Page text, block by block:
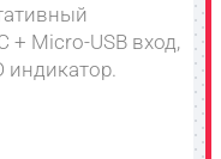
+ Micro-USB вход,
индикатор.